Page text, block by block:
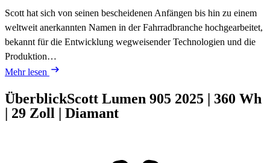
Scott hat sich von seinen bescheidenen Anfängen bis hin zu einem
weltweit anerkannten Namen in der Fahrradbranche hochgearbeitet,
bekannt für die Entwicklung wegweisender Technologien und die
Produktion…
Mehr lesen
ÜberblickScott Lumen 905 2025 | 360 Wh
| 29 Zoll | Diamant